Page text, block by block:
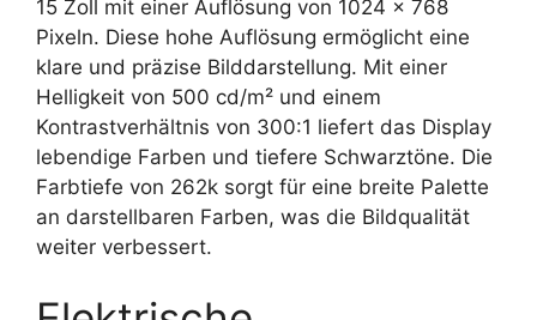
15 Zoll mit einer Auflösung von 1024 x 768
Pixeln. Diese hohe Auflösung ermöglicht eine
klare und präzise Bilddarstellung. Mit einer
Helligkeit von 500 cd/m² und einem
Kontrastverhältnis von 300:1 liefert das Display
lebendige Farben und tiefere Schwarztöne. Die
Farbtiefe von 262k sorgt für eine breite Palette
an darstellbaren Farben, was die Bildqualität
weiter verbessert.